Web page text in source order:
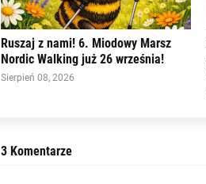
Ruszaj z nami! 6. Miodowy Marsz
Nordic Walking już 26 września!
Sierpień 08, 2026
3 Komentarze